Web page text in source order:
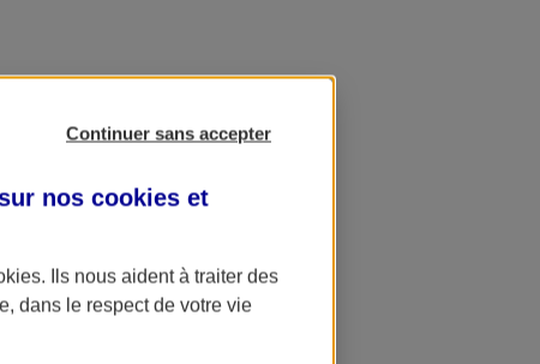
Continuer sans accepter
nos cookies et
. Ils nous aident à traiter des
dans le respect de votre vie